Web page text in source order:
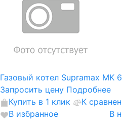
Газовый котел Supramax MK
Запросить цену Подробнее
Купить в 1 клик
К
В избранное
В